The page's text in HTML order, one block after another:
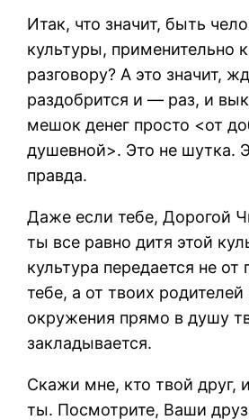
Итак, что значит, быть
культуры, применительно
разговору? А это значит,
раздобрится и — раз, и
мешок денег просто <от
душевной>. Это не шутка.
правда.
Даже если тебе, Дорогой
ты все равно дитя этой
культура передается не от
тебе, а от твоих родителей
окружения прямо в душу
закладывается.
Скажи мне, кто твой друг,
ты. Посмотрите, Ваши